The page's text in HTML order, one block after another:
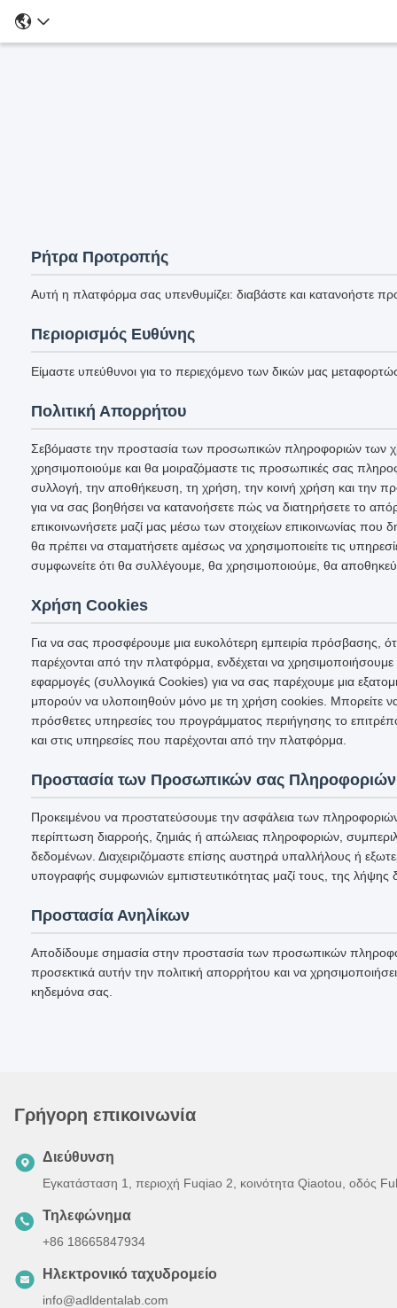
Ρήτρα Προτροπής
Αυτή η πλατφόρμα σας υπενθυμίζει: διαβάστε και κατανοήστε
Περιορισμός Ευθύνης
Είμαστε υπεύθυνοι για το περιεχόμενο των δικών μας
Πολιτική Απορρήτου
Σεβόμαστε την προστασία των προσωπικών πληροφοριών των
χρησιμοποιούμε και θα μοιραζόμαστε τις προσωπικές σας
συλλογή, την αποθήκευση, τη χρήση, την κοινή χρήση και την
για να σας βοηθήσει να κατανοήσετε πώς να διατηρήσετε το
επικοινωνήσετε μαζί μας μέσω των στοιχείων επικοινωνίας
θα πρέπει να σταματήσετε αμέσως να χρησιμοποιείτε τις
συμφωνείτε ότι θα συλλέγουμε, θα χρησιμοποιούμε, θα
Χρήση Cookies
Για να σας προσφέρουμε μια ευκολότερη εμπειρία πρόσβασης,
παρέχονται από την πλατφόρμα, ενδέχεται να
εφαρμογές (συλλογικά Cookies) για να σας παρέχουμε μια
μπορούν να υλοποιηθούν μόνο με τη χρήση cookies. Μπορείτε
πρόσθετες υπηρεσίες του προγράμματος περιήγησης το
και στις υπηρεσίες που παρέχονται από την πλατφόρμα.
Προστασία των Προσωπικών σας Πληροφοριών
Προκειμένου να προστατεύσουμε την ασφάλεια των
περίπτωση διαρροής, ζημιάς ή απώλειας πληροφοριών,
δεδομένων. Διαχειριζόμαστε επίσης αυστηρά υπαλλήλους ή
υπογραφής συμφωνιών εμπιστευτικότητας μαζί τους, της
Προστασία Ανηλίκων
Αποδίδουμε σημασία στην προστασία των προσωπικών
προσεκτικά αυτήν την πολιτική απορρήτου και να
κηδεμόνα σας.
Γρήγορη επικοινωνία
Διεύθυνση
Εγκατάσταση 1, περιοχή Fuqiao 2, κοινότητα Qiaotou, οδός
Τηλεφώνημα
+86 18665847934
Ηλεκτρονικό ταχυδρομείο
info@adldentalab.com